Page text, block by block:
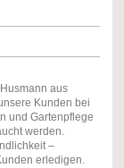
aus
Kunden bei
und Gartenpflege
werden.
–
erledigen.